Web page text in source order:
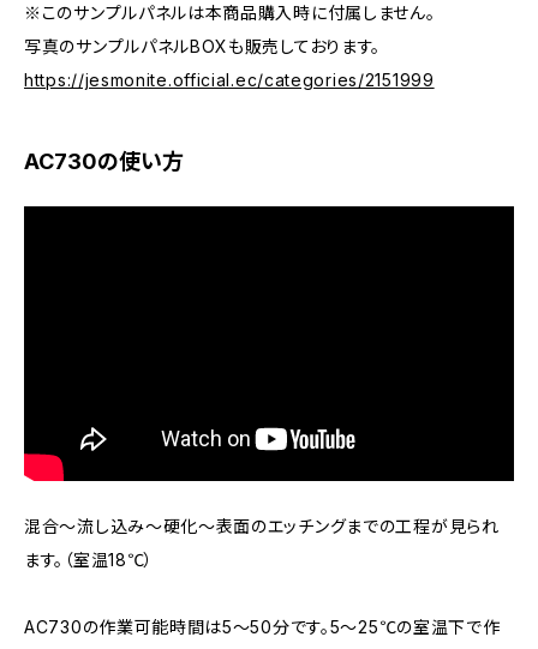
※このサンプルパネルは本商品購入時に付属しません。
写真のサンプルパネルBOXも販売しております。
https://jesmonite.official.ec/categories/2151999
AC730の使い方
混合～流し込み～硬化～表面のエッチングまでの工程が見られ
ます。（室温18℃）
AC730の作業可能時間は5～50分です。5～25℃の室温下で作